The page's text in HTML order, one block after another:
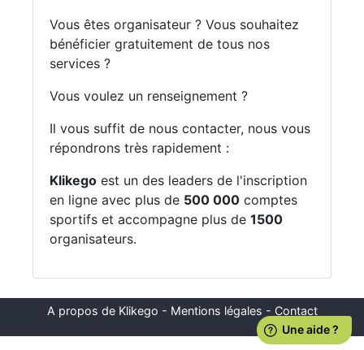
Vous êtes organisateur ? Vous souhaitez
bénéficier gratuitement de tous nos
services ?
Vous voulez un renseignement ?
Il vous suffit de nous contacter, nous vous
répondrons très rapidement :
Klikegoest un des leaders de l'inscription
en ligne avec plus de 500 000comptes
sportifs et accompagne plus de 1500
organisateurs.
A propos de Klikego - Mentions légales - Contact